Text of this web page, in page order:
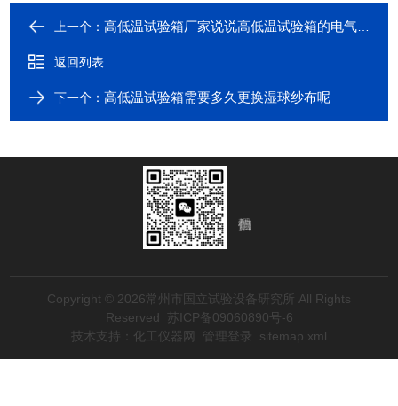
上一个：高低温试验箱厂家说说高低温试验箱的电气如何安装、调试呢？
返回列表
下一个：高低温试验箱需要多久更换湿球纱布呢
Copyright © 2026常州市国立试验设备研究所 All Rights
Reserved 苏ICP备09060890号-6
技术支持： 化工仪器网 管理登录 sitemap.xml